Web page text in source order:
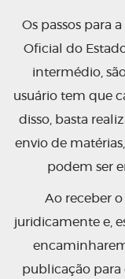
Os passos para
Oficial do
intermédio,
usuário tem que
disso, basta
envio de
podem ser
Ao receber
juridicamente e,
publicação para